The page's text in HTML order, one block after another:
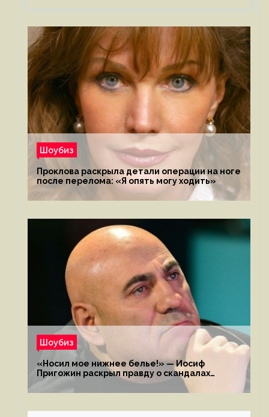
Шоубиз
Проклова раскрыла детали операции на ноге
после перелома: «Я опять могу ходить»
Шоубиз
«Носил мое нижнее белье!» — Иосиф
Пригожин раскрыл правду о скандалах
с мужем своей экс-жены